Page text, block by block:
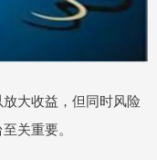
大收益，但同时风险
关重要。